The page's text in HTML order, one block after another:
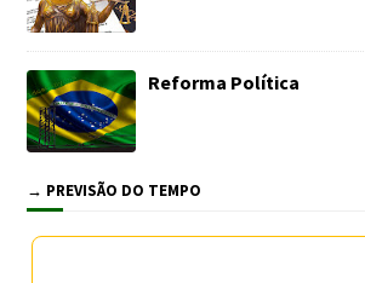
Reforma Política
→ PREVISÃO DO TEMPO